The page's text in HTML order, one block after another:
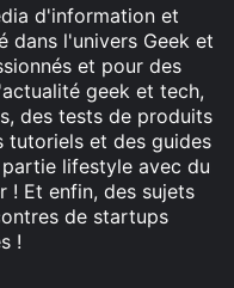
d'information et
dans l'univers Geek et
et pour des
geek et tech,
des tests de produits
tutoriels et des guides
lifestyle avec du
! Et enfin, des sujets
de startups
!